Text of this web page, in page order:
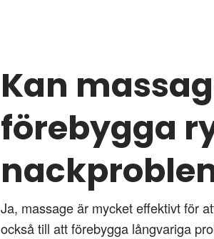
Kan
förebygga
Ja, massage är mycket effektivt för
också till att förebygga långvariga